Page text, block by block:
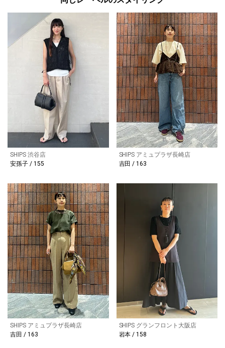
SHIPS 渋谷店
安孫子 / 155
SHIPS アミュプラザ長崎店
吉田 / 163
SHIPS アミュプラザ長崎店
吉田 / 163
SHIPS グランフロント大阪店
本 / 158